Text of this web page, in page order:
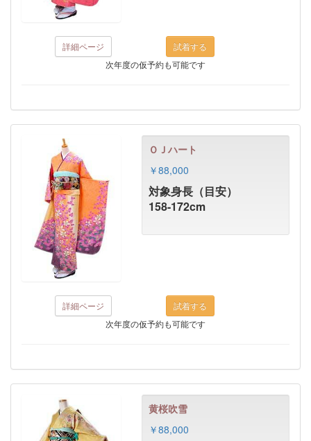
詳細ページ
次年度の仮予約も可能です
ＯＪハート
￥88,000
対象身長（目安）
158-172cm
詳細ページ
次年度の仮予約も可能です
黄桜吹雪
￥88,000